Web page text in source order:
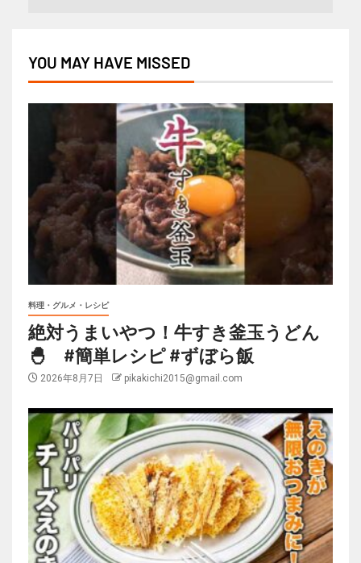
YOU MAY HAVE MISSED
料理・グルメ・レシピ
絶対うまいやつ！牛すき釜玉うどん
🐣 #簡単レシピ #ずぼら飯
2026年8月7日 pikakichi2015@gmail.com